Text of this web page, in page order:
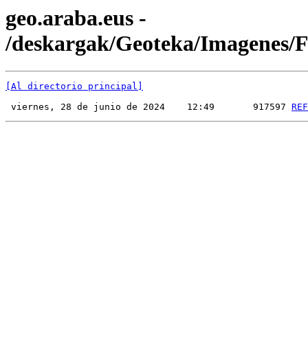
geo.araba.eus -
/deskargak/Geoteka/Imagenes/
[Al directorio principal]
viernes, 28 de junio de 2024    12:49       917597